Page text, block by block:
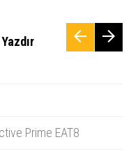
Yazdır
Prime EAT8